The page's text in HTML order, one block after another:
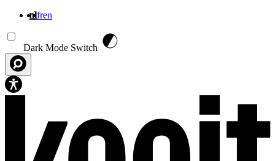
nlfren
Dark Mode Switch